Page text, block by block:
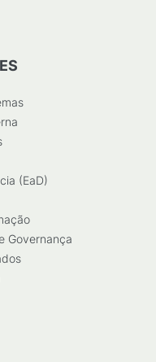
(EaD)
Governança